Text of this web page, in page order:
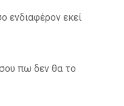
ενδιαφέρον εκεί
πω δεν θα το